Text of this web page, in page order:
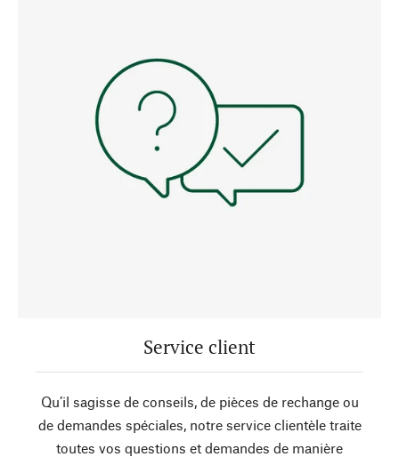
Service client
Qu’il sagisse de conseils, de pièces de rechange ou
de demandes spéciales, notre service clientèle traite
toutes vos questions et demandes de manière